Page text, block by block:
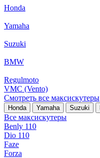
Honda
Yamaha
Suzuki
BMW
Regulmoto
VMC (Vento)
Смотреть все максискутеры
Honda Yamaha Suzuki
Все максискутеры
Benly 110
Dio 110
Faze
Forza